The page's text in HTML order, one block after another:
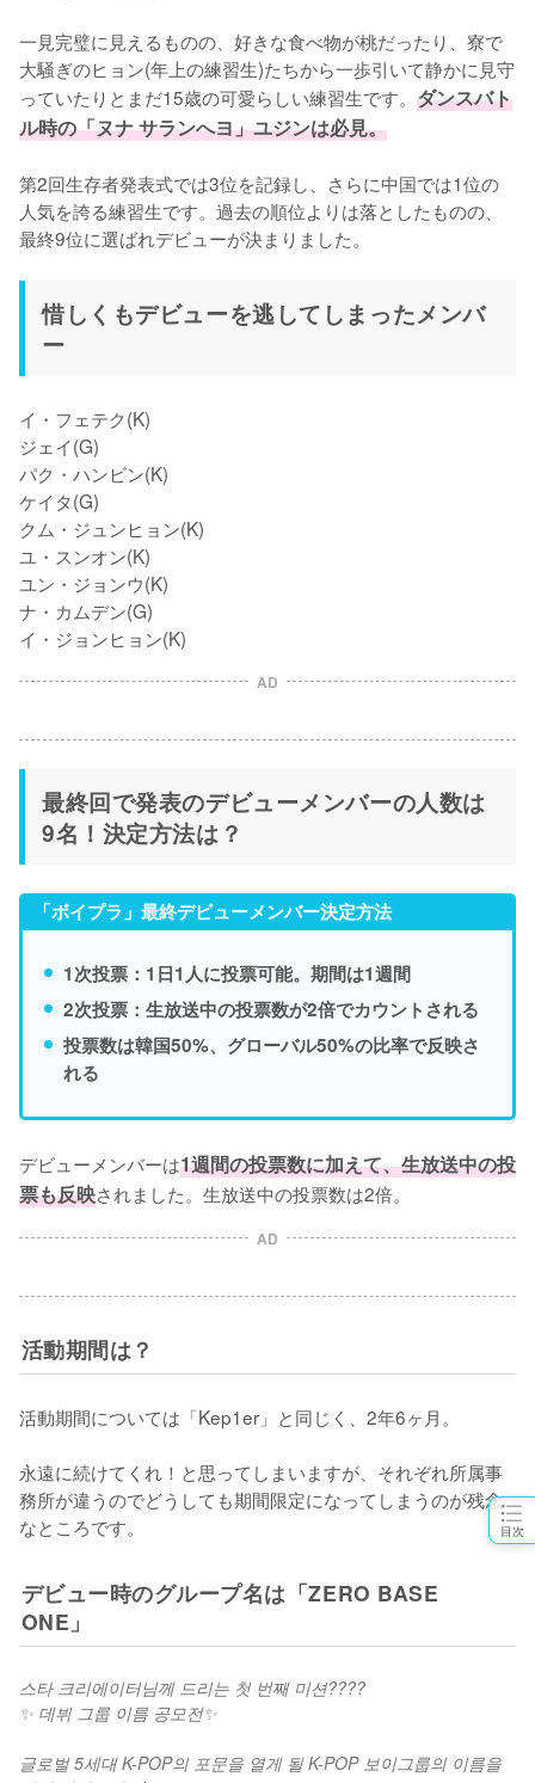
目次
一見完璧に見えるものの、好きな食べ物が桃だったり、寮で
大騒ぎのヒョン(年上の練習生)たちから一歩引いて静かに見守
っていたりとまだ15歳の可愛らしい練習生です。 ダンスバト
ル時の「ヌナ サランへヨ」ユジンは必見。
第2回生存者発表式では3位を記録し、さらに中国では1位の
人気を誇る練習生です。過去の順位よりは落としたものの、
最終9位に選ばれデビューが決まりました。
惜しくもデビューを逃してしまったメンバ
ー
イ・フェテク(K)
ジェイ(G)
パク・ハンビン(K)
ケイタ(G)
クム・ジュンヒョン(K)
ユ・スンオン(K)
ユン・ジョンウ(K)
ナ・カムデン(G)
イ・ジョンヒョン(K)
AD
最終回で発表のデビューメンバーの人数は
9名！決定方法は？
「ボイプラ」最終デビューメンバー決定方法
1次投票：1日1人に投票可能。期間は1週間
2次投票：生放送中の投票数が2倍でカウントされる
投票数は韓国50%、グローバル50%の比率で反映さ
れる
デビューメンバーは1週間の投票数に加えて、生放送中の投
票も反映されました。生放送中の投票数は2倍。
AD
活動期間は？
活動期間については「Kep1er」と同じく、2年6ヶ月。
永遠に続けてくれ！と思ってしまいますが、それぞれ所属事
務所が違うのでどうしても期間限定になってしまうのが残念
なところです。
デビュー時のグループ名は「ZERO BASE
ONE」
스타 크리에이터님께 드리는 첫 번째 미션????
✨ 데뷔 그룹 이름 공모전✨
글로벌 5세대 K-POP의 포문을 열게 될 K-POP 보이그룹의 이름을